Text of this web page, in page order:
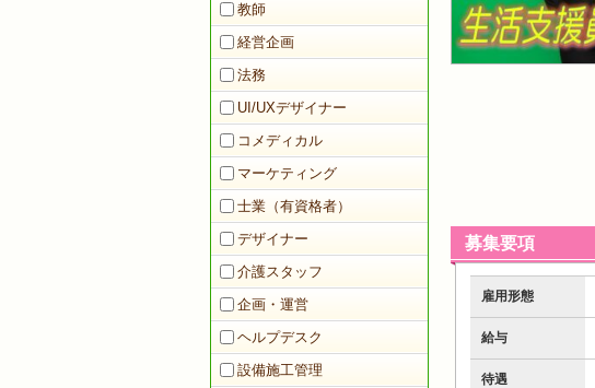
教師
経営企画
法務
UI/UXデザイナー
コメディカル
マーケティング
士業（有資格者）
デザイナー
介護スタッフ
企画・運営
ヘルプデスク
設備施工管理
募集要項
雇用形態
給与
待遇